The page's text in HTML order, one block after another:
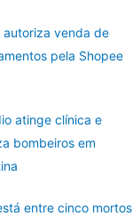
autoriza venda de
pela Shopee
atinge clínica e
bombeiros em
entre cinco mortos